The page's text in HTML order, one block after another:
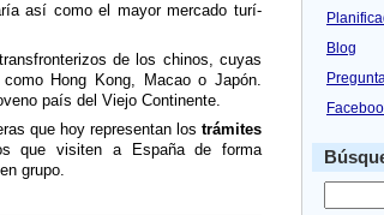
así­ como el mayor mercado turí­
de los chinos, cuyas
Hong Kong, Macao o Japón.
paí­s del Viejo Continente.
que hoy representan los trámites
que visiten a España de forma
grupo.
Blog